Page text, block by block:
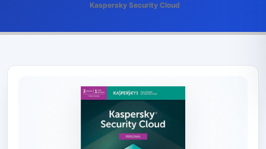
Kaspersky Security Cloud